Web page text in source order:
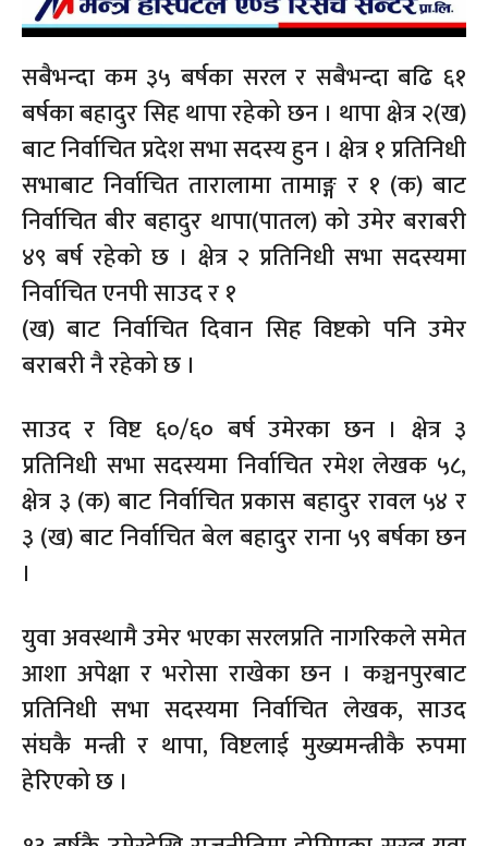
सबैभन्दा कम ३५ बर्षका सरल र सबैभन्दा बढि ६१
बर्षका बहादुर सिह थापा रहेको छन । थापा क्षेत्र २(ख)
बाट निर्वाचित प्रदेश सभा सदस्य हुन । क्षेत्र १ प्रतिनिधी
सभाबाट निर्वाचित तारालामा तामाङ्ग र १ (क) बाट
निर्वाचित बीर बहादुर थापा(पातल) को उमेर बराबरी
४९ बर्ष रहेको छ । क्षेत्र २ प्रतिनिधी सभा सदस्यमा
निर्वाचित एनपी साउद र १
(ख) बाट निर्वाचित दिवान सिह विष्टको पनि उमेर
बराबरी नै रहेको छ ।
साउद र विष्ट ६०/६० बर्ष उमेरका छन । क्षेत्र ३
प्रतिनिधी सभा सदस्यमा निर्वाचित रमेश लेखक ५८,
क्षेत्र ३ (क) बाट निर्वाचित प्रकास बहादुर रावल ५४ र
३ (ख) बाट निर्वाचित बेल बहादुर राना ५९ बर्षका छन
।
युवा अवस्थामै उमेर भएका सरलप्रति नागरिकले समेत
आशा अपेक्षा र भरोसा राखेका छन । कञ्चनपुरबाट
प्रतिनिधी सभा सदस्यमा निर्वाचित लेखक, साउद
संघकै मन्त्री र थापा, विष्टलाई मुख्यमन्त्रीकै रुपमा
हेरिएको छ ।